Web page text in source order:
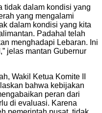
tidak dalam kondisi yang
yang mengalami
dalam kondisi yang kita
Padahal telah
menghadapi Lebaran. Ini
jelas mantan Gubernur
Wakil Ketua Komite II
bahwa kebijakan
peran dari
di evaluasi. Karena